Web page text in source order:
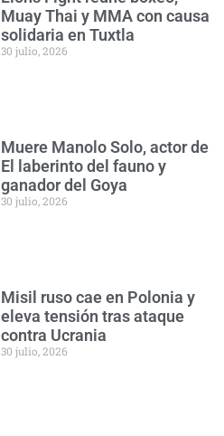
Muay Thai y MMA con causa
solidaria en Tuxtla
30 julio, 2026
Muere Manolo Solo, actor de
El laberinto del fauno y
ganador del Goya
30 julio, 2026
Misil ruso cae en Polonia y
eleva tensión tras ataque
contra Ucrania
30 julio, 2026